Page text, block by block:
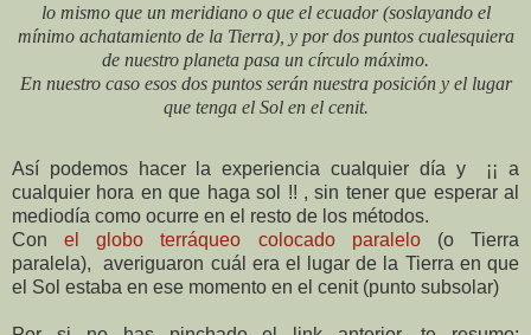
lo mismo que un meridiano o que el ecuador (soslayando el
mínimo achatamiento de la Tierra), y por dos puntos cualesquiera
de nuestro planeta pasa un círculo máximo.
En nuestro caso esos dos puntos serán nuestra posición y el lugar
que tenga el Sol en el cenit.
Así podemos hacer la experiencia cualquier día y
¡¡ a
cualquier hora en que haga sol !! , sin tener que esperar al
mediodía como ocurre en el resto de los métodos.
Conel globo terráqueo colocado paralelo(o Tierra
paralela),
averiguaron cuál era el lugar de la Tierra en que
el Sol estaba en ese momento en el cenit (punto subsolar)